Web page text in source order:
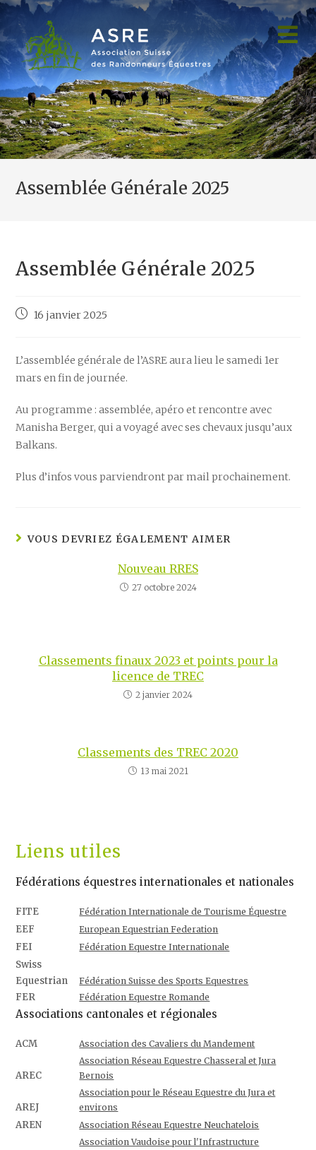
Skip
content
Assemblée Générale 2025
Assemblée Générale 2025
Post16 janvier 2025
L’assemblée générale de l’ASRE aura lieu le samedi 1er
mars en fin de journée.
Au programme : assemblée, apéro et rencontre avec
Manisha Berger, qui a voyagé avec ses chevaux jusqu’aux
Balkans.
Plus d’infos vous parviendront par mail prochainement.
VOUS DEVRIEZ ÉGALEMENT AIMER
Nouveau RRES
27 octobre 2024
Classements finaux 2023 et points pour la
licence de TREC
2 janvier 2024
Classements des TREC 2020
13 mai 2021
Liens utiles
Fédérations équestres internationales et nationales
FITE Fédération Internationale de Tourisme Équestre
EEF European Equestrian Federation
FEI Fédération Equestre Internationale
Swiss
Equestrian
Fédération Suisse des Sports Equestres
FER Fédération Equestre Romande
Associations cantonales et régionales
ACM Association des Cavaliers du Mandement
AREC
Association Réseau Equestre Chasseral et Jura
Bernois
AREJ
Association pour le Réseau Equestre du Jura et
environs
AREN Association Réseau Equestre Neuchatelois
Association Vaudoise pour l'Infrastructure